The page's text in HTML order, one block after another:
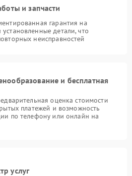
и запчасти
гарантия на
детали, что
неисправностей
и бесплатная
оценка стоимости
платежей и возможность
по телефону или онлайн на
услуг